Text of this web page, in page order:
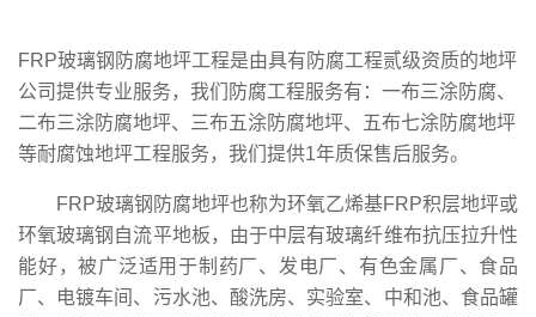
FRP玻璃钢防腐地坪工程是由具有防腐工程贰级资质的地坪
公司提供专业服务，我们防腐工程服务有：一布三涂防腐、
二布三涂防腐地坪、三布五涂防腐地坪、五布七涂防腐地坪
等耐腐蚀地坪工程服务，我们提供1年质保售后服务。
FRP玻璃钢防腐地坪也称为环氧乙烯基FRP积层地坪或
环氧玻璃钢自流平地板，由于中层有玻璃纤维布抗压拉升性
能好，被广泛适用于制药厂、发电厂、有色金属厂、食品
厂、电镀车间、 污水池、酸洗房、实验室、中和池、食品罐